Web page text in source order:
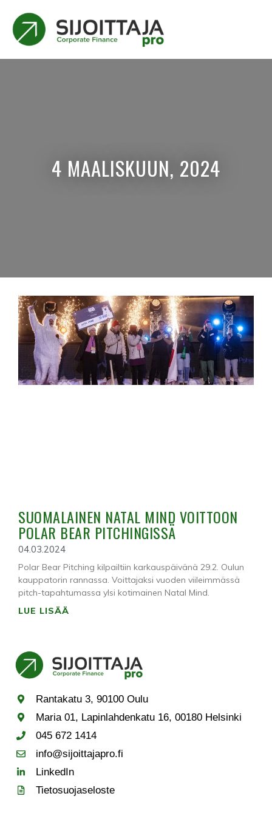
4 MAALISKUUN, 2024
SUOMALAINEN NATAL MIND VOITTOON
POLAR BEAR PITCHINGISSÄ
04.03.2024
Polar Bear Pitching kilpailtiin karkauspäivänä 29.2. Oulun
kauppatorin rannassa. Voittajaksi vuoden viileimmässä
pitch-tapahtumassa ylsi kotimainen Natal Mind.
LUE LISÄÄ
Rantakatu 3, 90100 Oulu
Maria 01, Lapinlahdenkatu 16, 00180 Helsinki
045 672 1414
info@sijoittajapro.fi
LinkedIn
Tietosuojaseloste